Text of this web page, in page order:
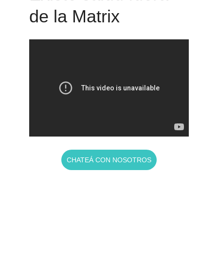
de la Matrix
CHATEÁ CON NOSOTROS